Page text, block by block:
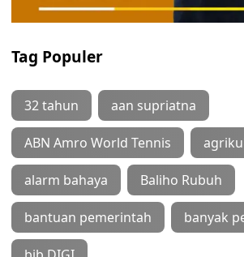
Tag Populer
32 tahun aan supriatna
ABN Amro World Tennis
alarm bahaya Baliho Rubuh
bantuan pemerintah banyak